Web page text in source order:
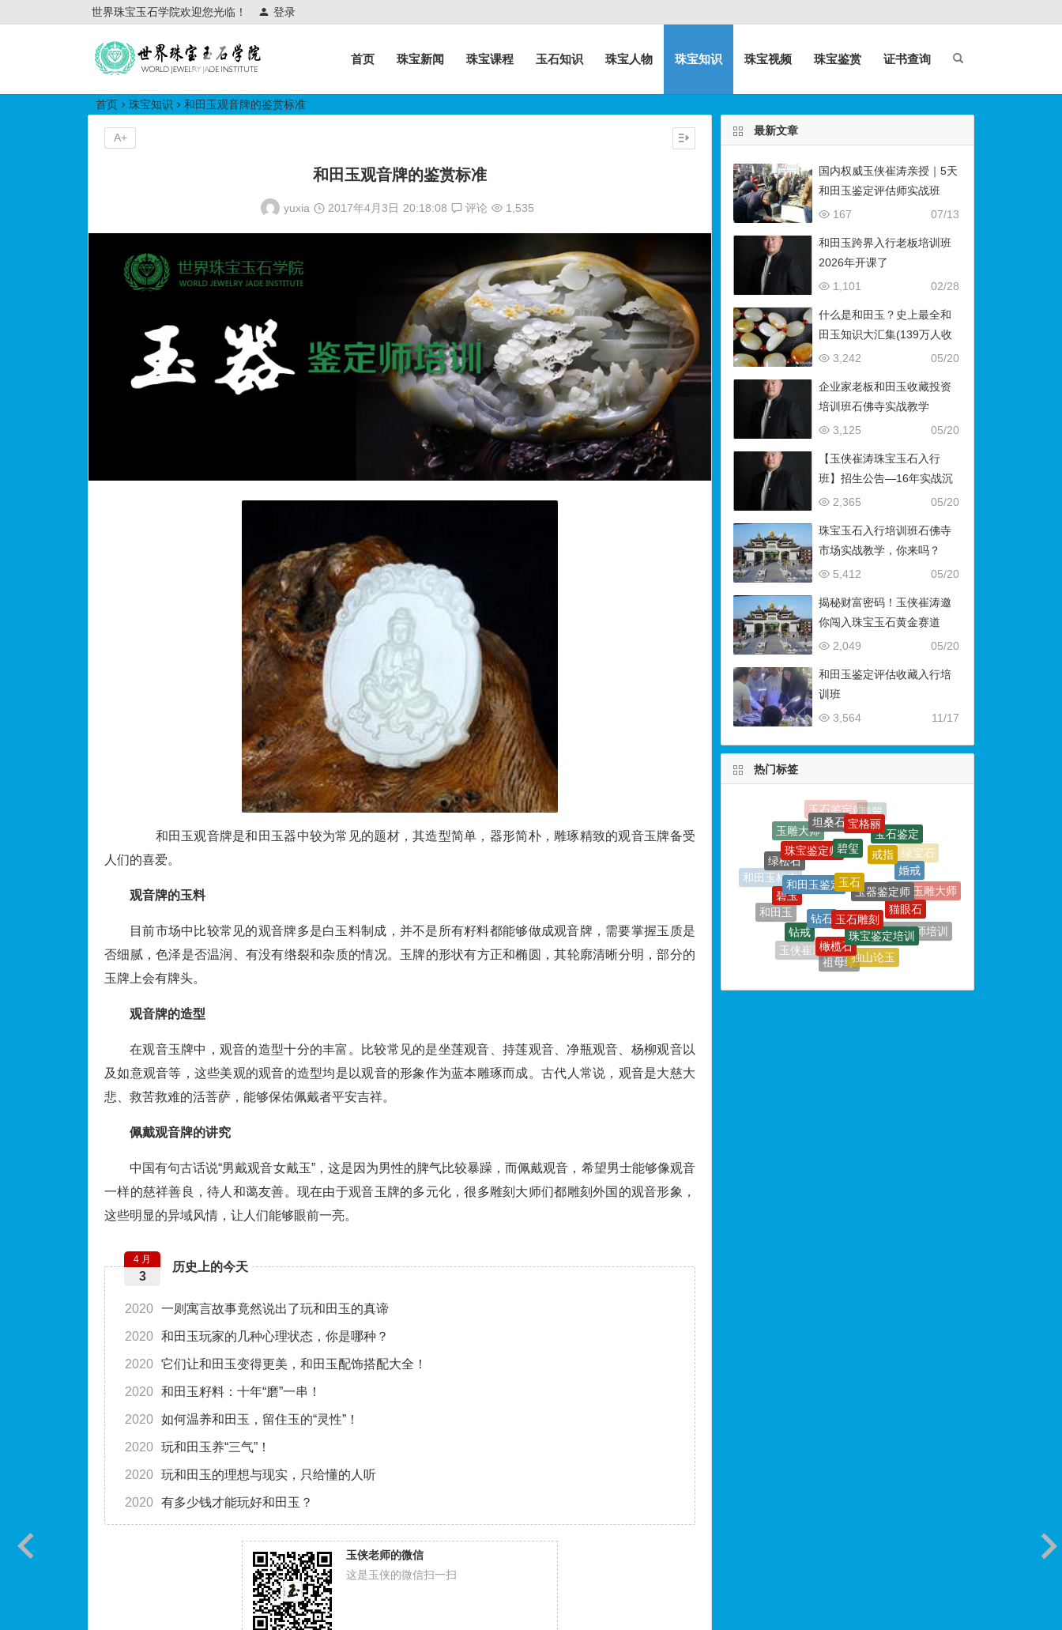
世界珠宝玉石学院欢迎您光临！ 登录
世界珠宝玉石学院培训中心
首页 珠宝新闻 珠宝课程 玉石知识 珠宝人物 珠宝知识 珠宝视频 珠宝鉴赏 证书查询
首页 珠宝知识 和田玉观音牌的鉴赏标准
和田玉观音牌的鉴赏标准
yuxia 2017年4月3日 20:18:08 评论 1,535
和田玉观音牌是和田玉器中较为常见的题材，其造型简单，器形简朴，雕琢精致的观音玉牌备受
人们的喜爱。
观音牌的玉料
目前市场中比较常见的观音牌多是白玉料制成，并不是所有籽料都能够做成观音牌，需要掌握玉质是
否细腻，色泽是否温润、有没有绺裂和杂质的情况。玉牌的形状有方正和椭圆，其轮廓清晰分明，部分的
玉牌上会有牌头。
观音牌的造型
在观音玉牌中，观音的造型十分的丰富。比较常见的是坐莲观音、持莲观音、净瓶观音、杨柳观音以
及如意观音等，这些美观的观音的造型均是以观音的形象作为蓝本雕琢而成。古代人常说，观音是大慈大
悲、救苦救难的活菩萨，能够保佑佩戴者平安吉祥。
佩戴观音牌的讲究
中国有句古话说“男戴观音女戴玉”，这是因为男性的脾气比较暴躁，而佩戴观音，希望男士能够像观音
一样的慈祥善良，待人和蔼友善。现在由于观音玉牌的多元化，很多雕刻大师们都雕刻外国的观音形象，
这些明显的异域风情，让人们能够眼前一亮。
历史上的今天
4 月
3
2020 一则寓言故事竟然说出了玩和田玉的真谛
2020 和田玉玩家的几种心理状态，你是哪种？
2020 它们让和田玉变得更美，和田玉配饰搭配大全！
2020 和田玉籽料：十年“磨”一串！
2020 如何温养和田玉，留住玉的“灵性”！
2020 玩和田玉养“三气”！
2020 玩和田玉的理想与现实，只给懂的人听
2020 有多少钱才能玩好和田玉？
玉侠老师的微信
这是玉侠的微信扫一扫
A+
最新文章
国内权威玉侠崔涛亲授｜5天
和田玉鉴定评估师实战班
（石佛寺9月开班）
07/13
167
和田玉跨界入行老板培训班
2026年开课了
02/28
1,101
什么是和田玉？史上最全和
田玉知识大汇集(139万人收
藏）
05/20
3,242
企业家老板和田玉收藏投资
培训班石佛寺实战教学
05/20
3,125
【玉侠崔涛珠宝玉石入行
班】招生公告—16年实战沉
淀，助你叩开财富与传承之
05/20
2,365
珠宝玉石入行培训班石佛寺
市场实战教学，你来吗？
05/20
5,412
揭秘财富密码！玉侠崔涛邀
你闯入珠宝玉石黄金赛道
05/20
2,049
和田玉鉴定评估收藏入行培
训班
11/17
3,564
热门标签
坦桑石 宝格丽
宝石鉴定
和田玉标本
绿松石
珠宝鉴定师碧玺
戒指
婚戒
南阳玉雕大师
海蓝宝
玉器鉴定
和田玉
碧玉
和田玉鉴定玉石
玉器鉴定师
猫眼石
宝石鉴定师培训
玛瑙
玉器
珍珠
玉侠崔涛
钻戒
钻石 玉石雕刻
珠宝鉴定培训
独山论玉
祖母绿
橄榄石